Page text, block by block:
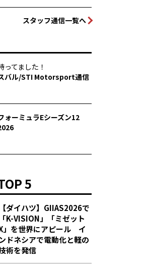
スタッフ通信一覧へ
ってました！
バル/STI Motorsport通信
ォーミュラEシーズン12
5
【ダイハツ】GIIAS2026で
「K-VISION」「ミゼット
」を世界にアピール イ
ンドネシアで電動化と軽の
術を発信